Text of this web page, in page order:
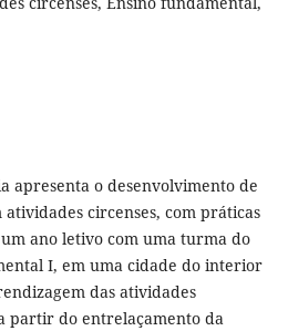
apresenta o desenvolvimento de
circenses, com práticas
ano letivo com uma turma do
I, em uma cidade do interior
das atividades
partir do entrelaçamento da